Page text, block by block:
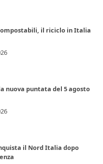
il riciclo in Italia
nuova puntata del 5 agosto
il Nord Italia dopo